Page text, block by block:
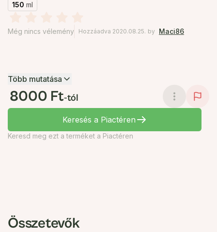
150 ml
Még nincs vélemény Hozzáadva 2020.08.25. by Maci86
Több mutatása
8000 Ft-tól
Keresés a Piactéren
Keresd meg ezt a terméket a Piactéren
Összetevők